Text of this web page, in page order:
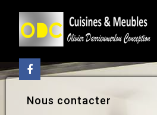
Nous contacter